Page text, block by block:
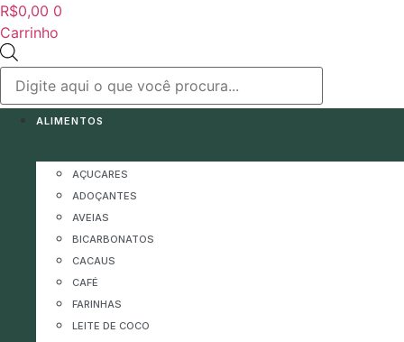
R$0,00 0
Carrinho
produtos
ALIMENTOS
AÇUCARES
ADOÇANTES
AVEIAS
BICARBONATOS
CACAUS
CAFÉ
FARINHAS
LEITE DE COCO